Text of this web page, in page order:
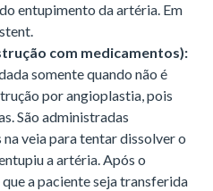
entupimento da artéria. Em
com medicamentos):
somente quando não é
por angioplastia, pois
São administradas
veia para tentar dissolver o
a artéria. Após o
a paciente seja transferida